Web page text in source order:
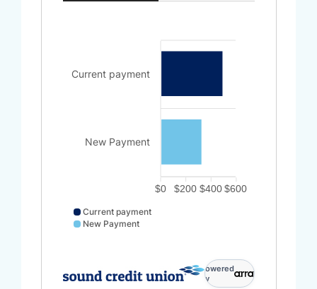
Current payment
New Payment
$600
$400
$200
$0
Current payment
New Payment
powered
by